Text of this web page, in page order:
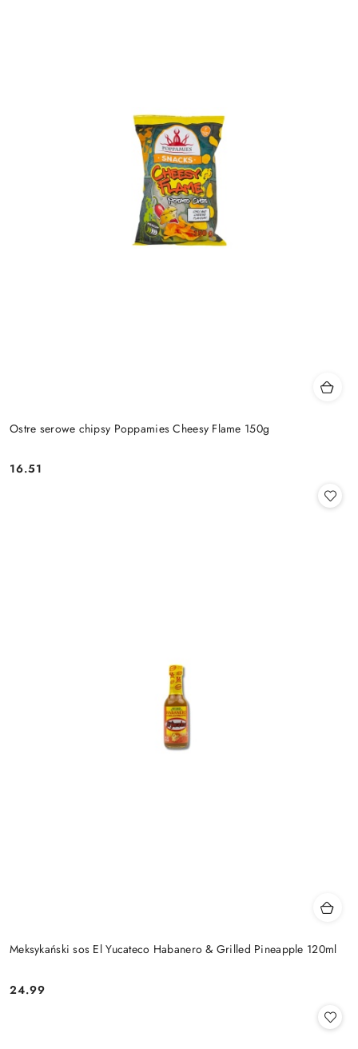
Ostre serowe chipsy Poppamies Cheesy Flame 150g
Cena:
16.51
Meksykański sos El Yucateco Habanero & Grilled Pineapple 120ml
Cena:
24.99